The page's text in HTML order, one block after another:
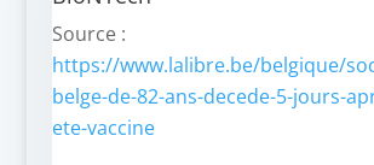
Source :
https://www.lalibre.be/belgique/
belge-de-82-ans-decede-5-jours-
ete-vaccine